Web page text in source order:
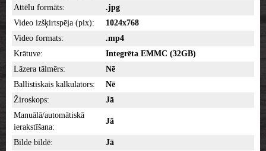
Attēlu formāts:
.jpg
Video izšķirtspēja (pix):
1024x768
Video formats:
.mp4
Krātuve:
Integrēta EMMC (32GB)
Lāzera tālmērs:
Nē
Ballistiskais kalkulators:
Nē
Žiroskops:
Jā
Manuālā/automātiskā
ierakstīšana:
Jā
Bilde bildē:
Jā